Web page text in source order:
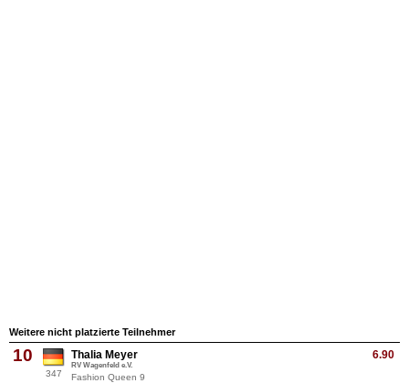
Weitere nicht platzierte Teilnehmer
10
347
6.90
Thalia Meyer
RV Wagenfeld e.V.
Fashion Queen 9